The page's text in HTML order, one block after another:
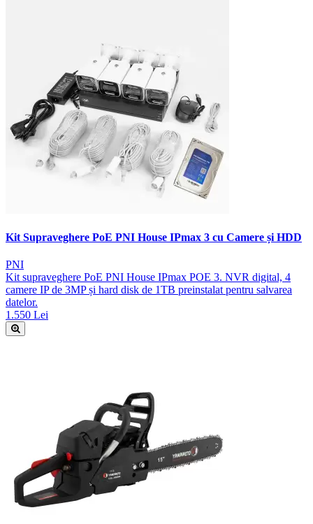
Kit Supraveghere PoE PNI House IPmax 3 cu Camere și HDD
PNI
Kit supraveghere PoE PNI House IPmax POE 3. NVR digital, 4
camere IP de 3MP și hard disk de 1TB preinstalat pentru salvarea
datelor.
1.550 Lei